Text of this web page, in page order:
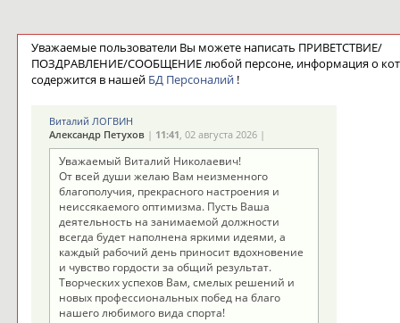
Уважаемые пользователи Вы можете написать ПРИВЕТСТВИЕ/
ПОЗДРАВЛЕНИЕ/СООБЩЕНИЕ любой персоне, информация о
содержится в нашей БД Персоналий!
Виталий ЛОГВИН
Александр Петухов| 11:41, 02 августа 2026 |
Уважаемый Виталий Николаевич!
От всей души желаю Вам неизменного
благополучия, прекрасного настроения и
неиссякаемого оптимизма. Пусть Ваша
деятельность на занимаемой должности
всегда будет наполнена яркими идеями, а
каждый рабочий день приносит вдохновение
и чувство гордости за общий результат.
Творческих успехов Вам, смелых решений и
новых профессиональных побед на благо
нашего любимого вида спорта!